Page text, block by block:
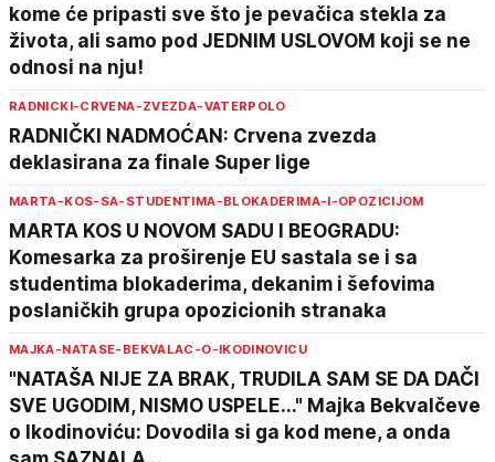
kome će pripasti sve što je pevačica stekla za
života, ali samo pod JEDNIM USLOVOM koji se ne
odnosi na nju!
RADNICKI-CRVENA-ZVEZDA-VATERPOLO
RADNIČKI NADMOĆAN: Crvena zvezda
deklasirana za finale Super lige
MARTA-KOS-SA-STUDENTIMA-BLOKADERIMA-I-OPOZICIJOM
MARTA KOS U NOVOM SADU I BEOGRADU:
Komesarka za proširenje EU sastala se i sa
studentima blokaderima, dekanim i šefovima
poslaničkih grupa opozicionih stranaka
MAJKA-NATASE-BEKVALAC-O-IKODINOVICU
"NATAŠA NIJE ZA BRAK, TRUDILA SAM SE DA DAČI
SVE UGODIM, NISMO USPELE..." Majka Bekvalčeve
o Ikodinoviću: Dovodila si ga kod mene, a onda